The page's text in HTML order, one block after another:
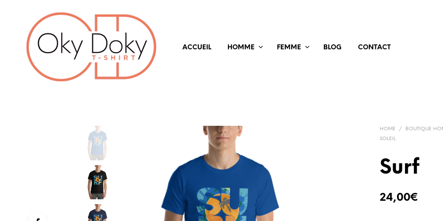
ACCUEIL HOMME FEMME BLOG CONTACT
HOME / BOUTIQUE
SOLEIL
Surf
24,00€